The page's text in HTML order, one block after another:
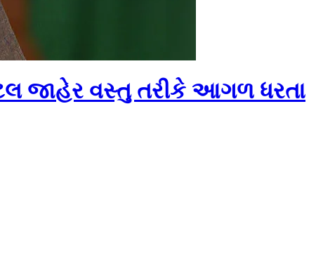
જાહેર વસ્તુ તરીકે આગળ ધરતા